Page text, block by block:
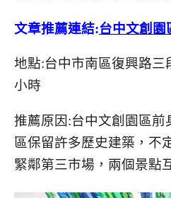
文章推薦連結:台中文創園
地點:台中市南區復興路三
小時
推薦原因:台中文創園區前
區保留許多歷史建築，不
緊鄰第三市場，兩個景點